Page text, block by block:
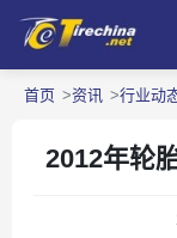
首页 资讯 行业动
2012年轮